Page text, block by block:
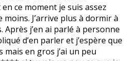
ce moment je suis assez
J’arrive plus à dormir à
Après j’en ai parlé à personne
d’en parler et j’espère que
mais en gros j’ai un peu